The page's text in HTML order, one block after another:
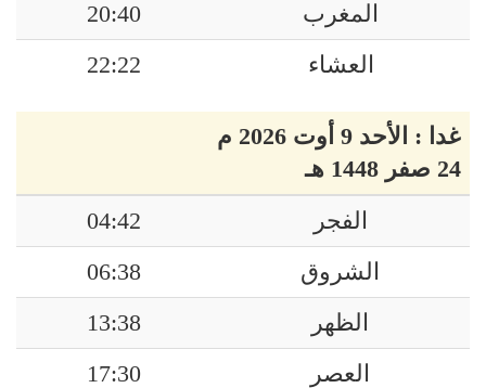
المغرب
20:40
العشاء
22:22
غدا : الأحد 9 أوت 2026 م
24 صفر 1448 هـ
الفجر
04:42
الشروق
06:38
الظهر
13:38
العصر
17:30